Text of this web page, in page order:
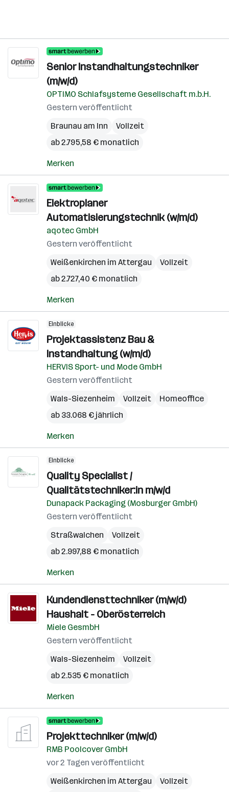
Senior Instandhaltungstechniker
(m/w/d)
OPTIMO Schlafsysteme Gesellschaft m.b.H.
Gestern veröffentlicht
Braunau am Inn
Vollzeit
ab 2.795,58 € monatlich
Merken
Elektroplaner
Automatisierungstechnik (w/m/d)
aqotec GmbH
Gestern veröffentlicht
Weißenkirchen im Attergau
Vollzeit
ab 2.727,40 € monatlich
Merken
Einblicke
Projektassistenz Bau &
Instandhaltung (w/m/d)
HERVIS Sport- und Mode GmbH
Gestern veröffentlicht
Wals-Siezenheim
Vollzeit
Homeoffice
ab 33.068 € jährlich
Merken
Einblicke
Quality Specialist /
Qualitätstechniker:in m/w/d
Dunapack Packaging (Mosburger GmbH)
Gestern veröffentlicht
Straßwalchen
Vollzeit
ab 2.997,88 € monatlich
Merken
Kundendiensttechniker (m/w/d)
Haushalt - Oberösterreich
Miele GesmbH
Gestern veröffentlicht
Wals-Siezenheim
Vollzeit
ab 2.535 € monatlich
Merken
Projekttechniker (m/w/d)
RMB Poolcover GmbH
vor 2 Tagen veröffentlicht
Weißenkirchen im Attergau
Vollzeit